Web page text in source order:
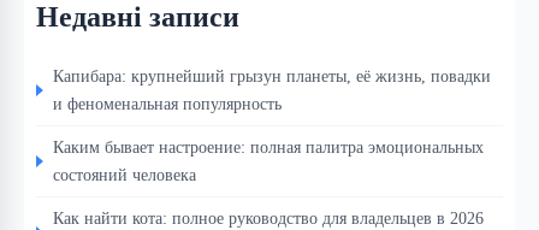
Недавні записи
Капибара: крупнейший грызун планеты, её жизнь, повадки
и феноменальная популярность
Каким бывает настроение: полная палитра эмоциональных
состояний человека
Как найти кота: полное руководство для владельцев в 2026